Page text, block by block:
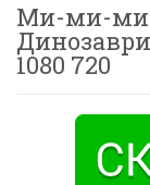
Ми-ми-
1080 720